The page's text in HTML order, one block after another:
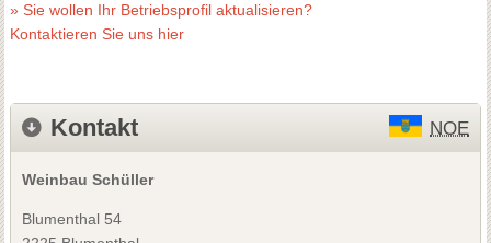
» Sie wollen Ihr Betriebsprofil aktualisieren?
Kontaktieren Sie uns hier
Kontakt NOE
Weinbau Schüller
Blumenthal 54